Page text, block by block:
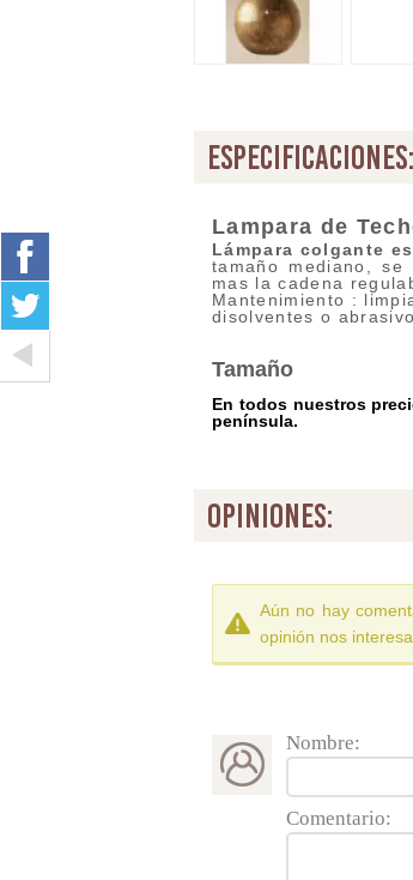
especificaciones:
Lampara de
Lámpara colgante
tamaño mediano,
mas la cadena
Mantenimiento :
disolventes o
Tamaño
En todos nuestros
península.
opiniones:
Aún no hay
opinión nos
Nombre:
Comentario: